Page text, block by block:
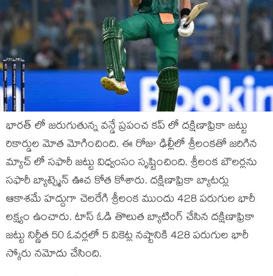
భారత్ లో జరుగుతున్న వన్డే ప్రపంచ కప్ లో దక్షిణాఫ్రికా జట్టు
రికార్డుల మోత మోగించింది. ఈ రోజు ఢిల్లీలో శ్రీలంకతో జరిగిన
మ్యాచ్ లో సఫారీ జట్టు విధ్వంసం సృష్టించింది. శ్రీలంక బౌలర్లను
సఫారీ బ్యాట్స్మెన్ ఊచ కోత కోశారు. దక్షిణాఫ్రికా బ్యాటర్లు
ఆకాశమే హద్దుగా చెలరేగి శ్రీలంక ముందు 428 పరుగుల భారీ
లక్ష్యం ఉంచారు. టాస్ ఓడి తొలుత బ్యాటింగ్ చేసిన దక్షిణాఫ్రికా
జట్టు నిర్ణీత 50 ఓవర్లలో 5 వికెట్ల నష్టానికి 428 పరుగుల భారీ
స్కోరు నమోదు చేసింది.